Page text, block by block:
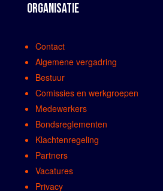
ORGANISATIE
Contact
Algemene vergadring
Bestuur
Comissies en werkgroepen
Medewerkers
Bondsreglementen
Klachtenregeling
Partners
Vacatures
Privacy